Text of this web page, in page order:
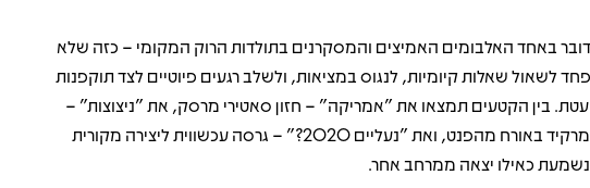
באחד האלבומים האמיצים והמסקרנים בתולדות הרוק המקומי – כזה שלא
לשאול שאלות קיומיות, לנגוס במציאות, ולשלב רגעים פיוטיים לצד תוקפנות
בין הקטעים תמצאו את "אמריקה" – חזון סאטירי מרסק, את "ניצוצות" –
שמרקיד באורח מהפנט, ואת "נעליים 2020?" – גרסה עכשווית ליצירה מקורית
כאילו יצאה ממרחב אחר.